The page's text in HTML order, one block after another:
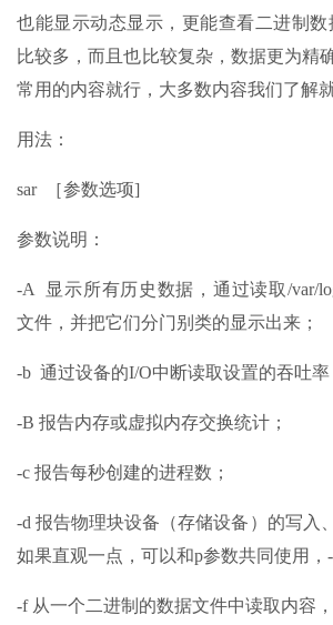
也能显示动态显示，更能查看二进制数
比较多，而且也比较复杂，数据更为精
常用的内容就行，大多数内容我们了解就
用法：
sar ［参数选项]
参数说明：
-A 显示所有历史数据，通过读取/var/
文件，并把它们分门别类的显示出来；
-b 通过设备的I/O中断读取设置的吞吐率
-B 报告内存或虚拟内存交换统计；
-c 报告每秒创建的进程数；
-d 报告物理块设备（存储设备）的写入
如果直观一点，可以和p参数共同使用，
-f 从一个二进制的数据文件中读取内容，